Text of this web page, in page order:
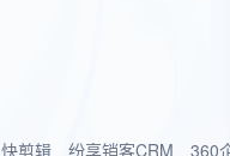
快剪辑 纷享销客CRM 360